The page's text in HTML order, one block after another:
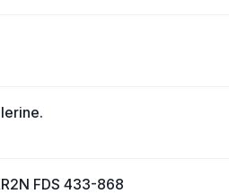
FDS 433-868